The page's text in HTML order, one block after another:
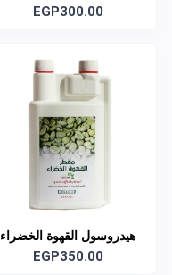
العضوي
EGP300.00
هيدروسول القهوة الخضراء
العضوى
EGP350.00